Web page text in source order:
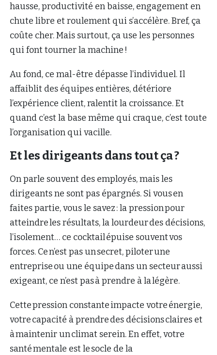
hausse, productivité en baisse, engagement en
chute libre et roulement qui s’accélère. Bref, ça
coûte cher. Mais surtout, ça use les personnes
qui font tourner la machine !
Au fond, ce mal-être dépasse l’individuel. Il
affaiblit des équipes entières, détériore
l’expérience client, ralentit la croissance. Et
quand c’est la base même qui craque, c’est toute
l’organisation qui vacille.
Et les dirigeants dans tout ça ?
On parle souvent des employés, mais les
dirigeants ne sont pas épargnés. Si vous en
faites partie, vous le savez : la pression pour
atteindre les résultats, la lourdeur des décisions,
l’isolement… ce cocktail épuise souvent vos
forces. Ce n’est pas un secret, piloter une
entreprise ou une équipe dans un secteur aussi
exigeant, ce n’est pas à prendre à la légère.
Cette pression constante impacte votre énergie,
votre capacité à prendre des décisions claires et
à maintenir un climat serein. En effet, votre
santé mentale est le socle de la